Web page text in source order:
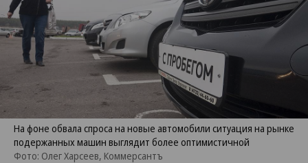
На фоне обвала спроса на новые автомобили ситуация на рынке
подержанных машин выглядит более оптимистичной
Фото: Олег Харсеев, Коммерсантъ